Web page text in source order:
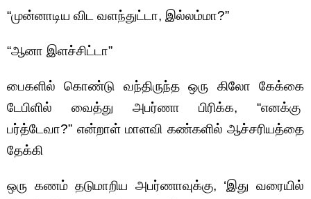
“முன்னாடிய விட வளந்துட்டா, இல்லம்மா?”
“ஆனா இளச்சிட்டா”
பைகளில் கொண்டு வந்திருந்த ஒரு கிலோ கேக்கை
டேபிளில் வைத்து அபர்ணா பிரிக்க, “எனக்கு
பர்த்டேவா?” என்றாள் மாளவி கண்களில் ஆச்சரியத்தை
தேக்கி
ஒரு கணம் தடுமாறிய அபர்ணாவுக்கு, ‘இது வரையில்